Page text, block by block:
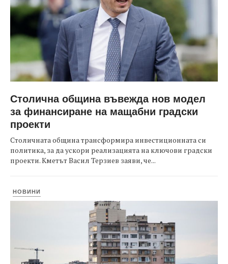
Столична община въвежда нов модел
за финансиране на мащабни градски
проекти
Столичната община трансформира инвестиционната си
политика, за да ускори реализацията на ключови градски
проекти. Кметът Васил Терзиев заяви, че...
НОВИНИ